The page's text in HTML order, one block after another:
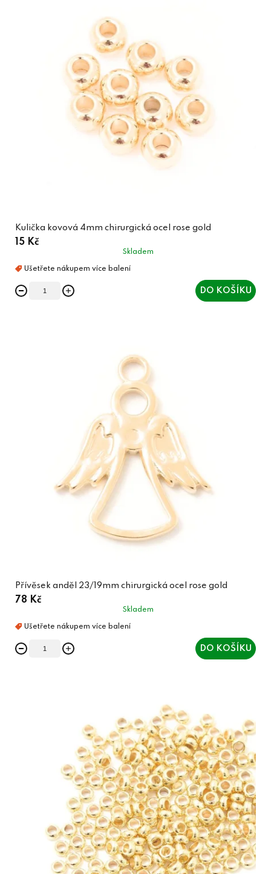
Kulička kovová 4mm chirurgická ocel rose gold
15 Kč
Skladem
DO KOŠÍKU
Přívěsek anděl 23/19mm chirurgická ocel rose gold
78 Kč
Skladem
DO KOŠÍKU